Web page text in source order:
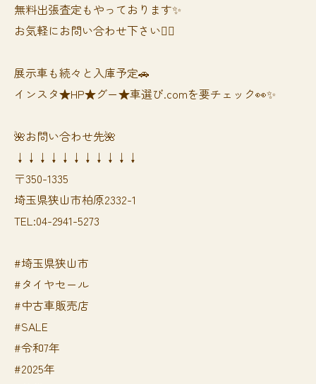
無料出張査定もやっております✨
お気軽にお問い合わせ下さい🙆‍♀️
展示車も続々と入庫予定🚗
インスタ★HP★グー★車選び.comを要チェック👀✨
🌺お問い合わせ先🌺
↓↓↓↓↓↓↓↓↓↓↓
〒350-1335
埼玉県狭山市柏原2332-1
TEL:04-2941-5273
#埼玉県狭山市
#タイヤセール
#中古車販売店
#SALE
#令和7年
#2025年